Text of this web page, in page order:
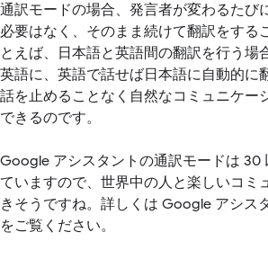
通訳モードの場合、発言者が変わるたび
必要はなく、そのまま続けて翻訳をする
とえば、日本語と英語間の翻訳を行う場
英語に、英語で話せば日本語に自動的に
話を止めることなく自然なコミュニケー
できるのです。
Google アシスタントの通訳モードは 30
ていますので、世界中の人と楽しいコミ
きそうですね。詳しくは Google アシス
をご覧ください。